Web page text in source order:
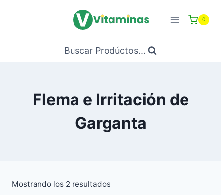
0
Buscar Prodúctos...
Flema e Irritación de
Garganta
Mostrando los 2 resultadosOrdenado